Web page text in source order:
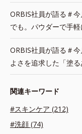
ORBIS社員が語る＃
でも。パウダーで手
ORBIS社員が語る＃
よさを追求した「塗
関連キーワード
#スキンケア (212)
#洗顔 (74)